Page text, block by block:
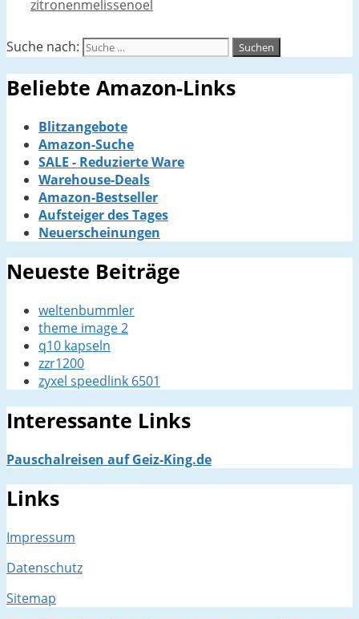
zitronenmelissenoel
Suche nach:
Beliebte Amazon-Links
Blitzangebote
Amazon-Suche
SALE - Reduzierte Ware
Warehouse-Deals
Amazon-Bestseller
Aufsteiger des Tages
Neuerscheinungen
Neueste Beiträge
weltenbummler
theme image 2
q10 kapseln
zzr1200
zyxel speedlink 6501
Interessante Links
Pauschalreisen auf Geiz-King.de
Links
Impressum
Datenschutz
Sitemap